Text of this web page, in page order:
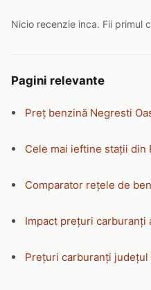
Nicio recenzie inca. Fii primul
Pagini relevante
Preț benzină Negresti
Cele mai ieftine stații din
Comparator rețele de
Impact prețuri carburanți
Prețuri carburanți județul